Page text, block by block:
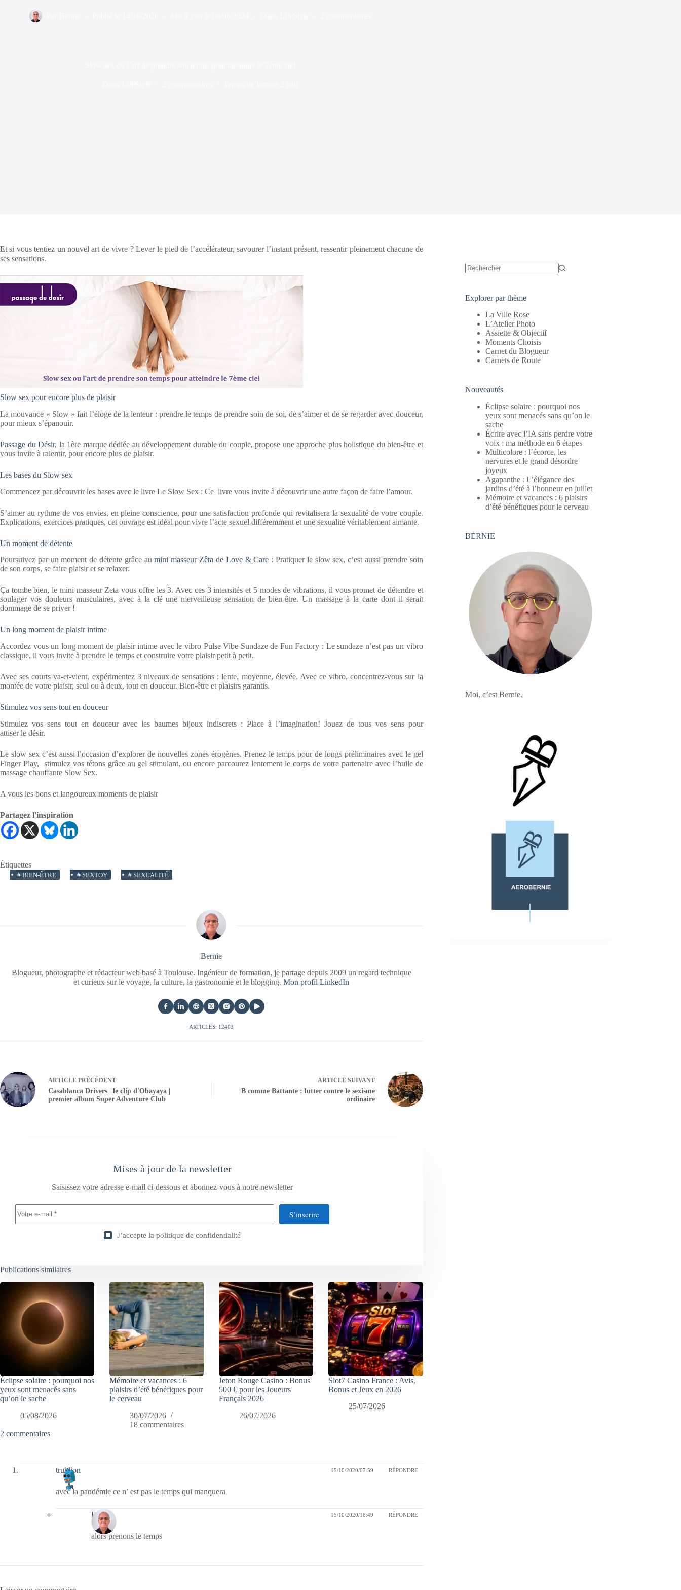
Et si vous tentiez un nouvel art de vivre ? Lever le pied de l’accélérateur, savourer l’instant présent, ressentir pleinement chacune de
ses sensations.
Slow sex pour encore plus de plaisir
La mouvance « Slow » fait l’éloge de la lenteur : prendre le temps de prendre soin de soi, de s’aimer et de se regarder avec douceur,
pour mieux s’épanouir.
Passage du Désir, la 1ère marque dédiée au développement durable du couple, propose une approche plus holistique du bien-être et
vous invite à ralentir, pour encore plus de plaisir.
Les bases du Slow sex
Commencez par découvrir les bases avec le livre Le Slow Sex : Ce livre vous invite à découvrir une autre façon de faire l’amour.
S’aimer au rythme de vos envies, en pleine conscience, pour une satisfaction profonde qui revitalisera la sexualité de votre couple.
Explications, exercices pratiques, cet ouvrage est idéal pour vivre l’acte sexuel différemment et une sexualité véritablement aimante.
Un moment de détente
Poursuivez par un moment de détente grâce aumini masseur Zêta de Love & Care : Pratiquer le slow sex, c’est aussi prendre soin
de son corps, se faire plaisir et se relaxer.
Ça tombe bien, le mini masseur Zeta vous offre les 3. Avec ces 3 intensités et 5 modes de vibrations, il vous promet de détendre et
soulager vos douleurs musculaires, avec à la clé une merveilleuse sensation de bien-être. Un massage à la carte dont il serait
dommage de se priver !
Un long moment de plaisir intime
Accordez vous un long moment de plaisir intime avec le vibro Pulse Vibe Sundaze de Fun Factory : Le sundaze n’est pas un vibro
classique, il vous invite à prendre le temps et construire votre plaisir petit à petit.
Avec ses courts va-et-vient, expérimentez 3 niveaux de sensations : lente, moyenne, élevée. Avec ce vibro, concentrez-vous sur la
montée de votre plaisir, seul ou à deux, tout en douceur. Bien-être et plaisirs garantis.
Stimulez vos sens tout en douceur
Stimulez vos sens tout en douceur avec les baumes bijoux indiscrets : Place à l’imagination! Jouez de tous vos sens pour
attiser le désir.
Le slow sex c’est aussi l’occasion d’explorer de nouvelles zones érogènes. Prenez le temps pour de longs préliminaires avec le gel
Finger Play, stimulez vos tétons grâce au gel stimulant, ou encore parcourez lentement le corps de votre partenaire avec l’huile de
massage chauffante Slow Sex.
A vous les bons et langoureux moments de plaisir
Partagez l'inspiration
Étiquettes
# BIEN-ÊTRE # SEXTOY # SEXUALITÉ
Bernie
Blogueur, photographe et rédacteur web basé à Toulouse. Ingénieur de formation, je partage depuis 2009 un regard technique
et curieux sur le voyage, la culture, la gastronomie et le blogging.Mon profil LinkedIn
ARTICLES: 12403
ARTICLE PRÉCÉDENT
Casablanca Drivers | le clip d'Obayaya |
premier album Super Adventure Club
ARTICLESUIVANT
B comme Battante : lutter contre le sexisme
ordinaire
Mises à jour de la newsletter
Saisissez votre adresse e-mail ci-dessous et abonnez-vous à notre newsletter
S’inscrire
J’accepte la politique de confidentialité
Publications similaires
Éclipse solaire : pourquoi nos
yeux sont menacés sans
qu’on le sache
05/08/2026
Mémoire et vacances : 6
plaisirs d’été bénéfiques pour
le cerveau
30/07/2026
18 commentaires
Jeton Rouge Casino : Bonus
500 € pour les Joueurs
Français 2026
26/07/2026
Slot7 Casino France : Avis,
Bonus et Jeux en 2026
25/07/2026
2 commentaires
trublion 15/10/2020/07:59 RÉPONDRE
avec la pandémie ce n’ est pas le temps qui manquera
Bernie 15/10/2020/18:49 RÉPONDRE
alors prenons le temps
Explorer par thème
La Ville Rose
L’Atelier Photo
Assiette & Objectif
Moments Choisis
Carnet du Blogueur
Carnets de Route
Nouveautés
Éclipse solaire : pourquoi nos
yeux sont menacés sans qu’on le
sache
Écrire avec l’IA sans perdre votre
voix : ma méthode en 6 étapes
Multicolore : l’écorce, les
nervures et le grand désordre
joyeux
Agapanthe : L’élégance des
jardins d’été à l’honneur en juillet
Mémoire et vacances : 6 plaisirs
d’été bénéfiques pour le cerveau
BERNIE
Moi, c’est Bernie.